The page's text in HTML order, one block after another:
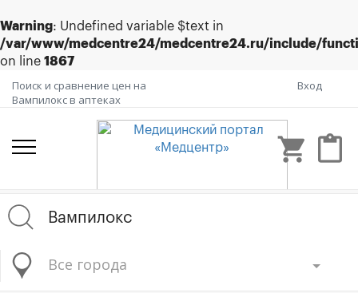
Warning: Undefined variable $text in
/var/www/medcentre24/medcentre24.ru/include/
on line 1867
Поиск и сравнение цен на
Вампилокс в аптеках
Вход
shopping_cart content_paste
Все города